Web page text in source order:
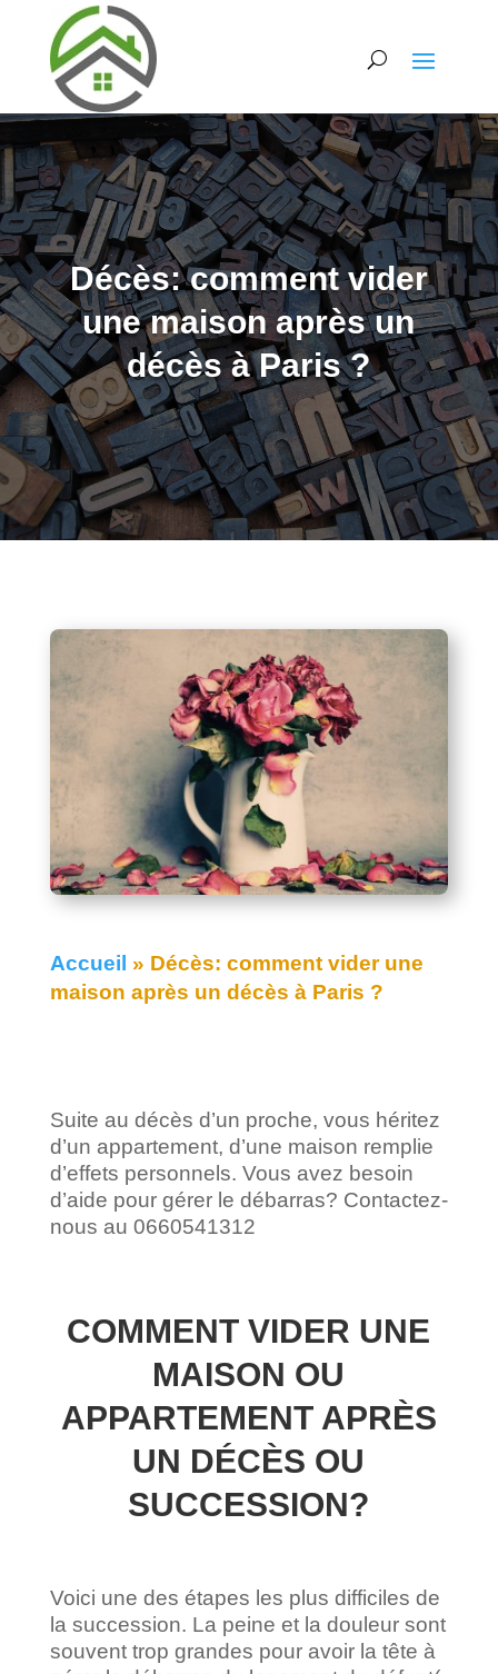
Décès: comment vider
une maison après un
décès à Paris ?
Accueil » Décès: comment vider une
maison après un décès à Paris ?
Suite au décès d’un proche, vous héritez
d’un appartement, d’une maison remplie
d’effets personnels. Vous avez besoin
d’aide pour gérer le débarras? Contactez-
nous au 0660541312
COMMENT VIDER UNE
MAISON OU
APPARTEMENT APRÈS
UN DÉCÈS OU
SUCCESSION?
Voici une des étapes les plus difficiles de
la succession. La peine et la douleur sont
souvent trop grandes pour avoir la tête à